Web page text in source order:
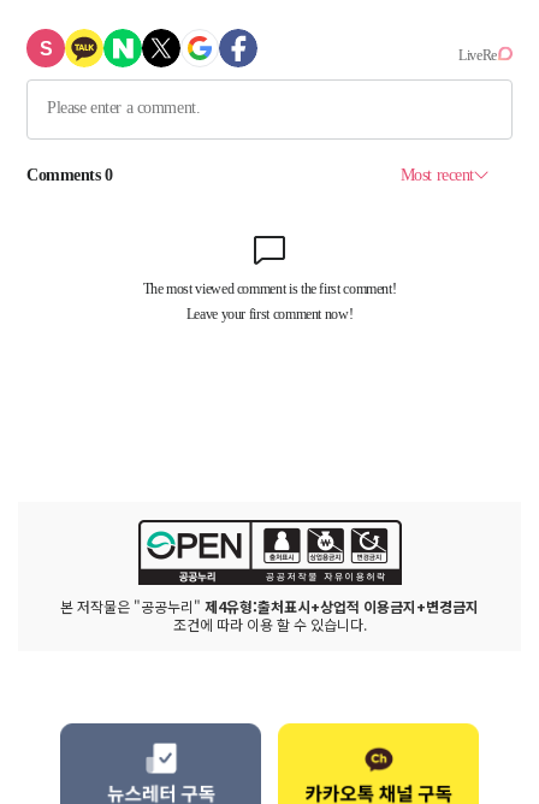
본 저작물은 "공공누리" 제4유형:출처표시+상업적 이용금지+변경금지
조건에 따라 이용 할 수 있습니다.